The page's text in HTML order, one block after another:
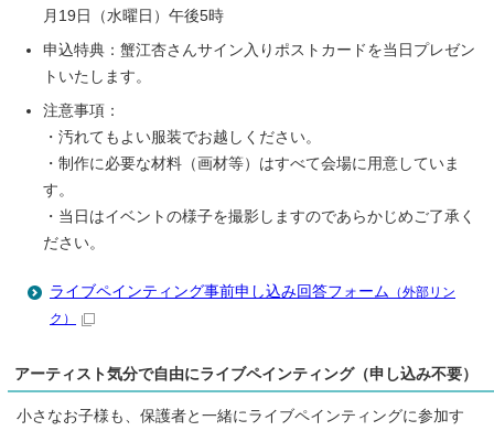
月19日（水曜日）午後5時
申込特典：蟹江杏さんサイン入りポストカードを当日プレゼン
トいたします。
注意事項：
・汚れてもよい服装でお越しください。
・制作に必要な材料（画材等）はすべて会場に用意していま
す。
・当日はイベントの様子を撮影しますのであらかじめご了承く
ださい。
ライブペインティング事前申し込み回答フォーム （外部リン
ク）
アーティスト気分で自由にライブペインティング（申し込み不要）
小さなお子様も、保護者と一緒にライブペインティングに参加す